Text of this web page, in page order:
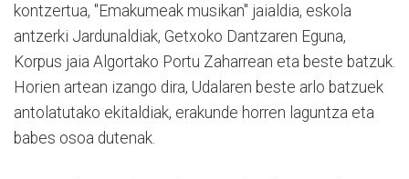
kontzertua, "Emakumeak musikan" jaialdia, eskola
antzerki Jardunaldiak, Getxoko Dantzaren Eguna,
Korpus jaia Algortako Portu Zaharrean eta beste batzuk.
Horien artean izango dira, Udalaren beste arlo batzuek
antolatutako ekitaldiak, erakunde horren laguntza eta
babes osoa dutenak.